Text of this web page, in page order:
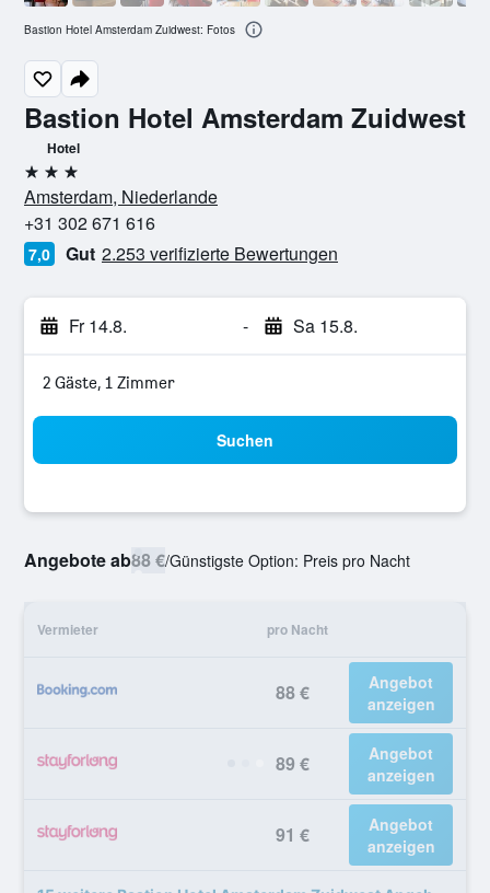
Bastion Hotel Amsterdam Zuidwest
Hotel
3 Sterne
Amsterdam, Niederlande
+31 302 671 616
7,0 Gut 2.253 verifizierte Bewertungen
Fr 14.8. - Sa 15.8.
2 Gäste, 1 Zimmer
Suchen
Angebote ab88 €/Günstigste Option: Preis pro Nacht
Vermieter pro Nacht
88 €
Angebot
anzeigen
89 €
Angebot
anzeigen
91 €
Angebot
anzeigen
Bastion Hotel Amsterdam Zuidwest: Fotos